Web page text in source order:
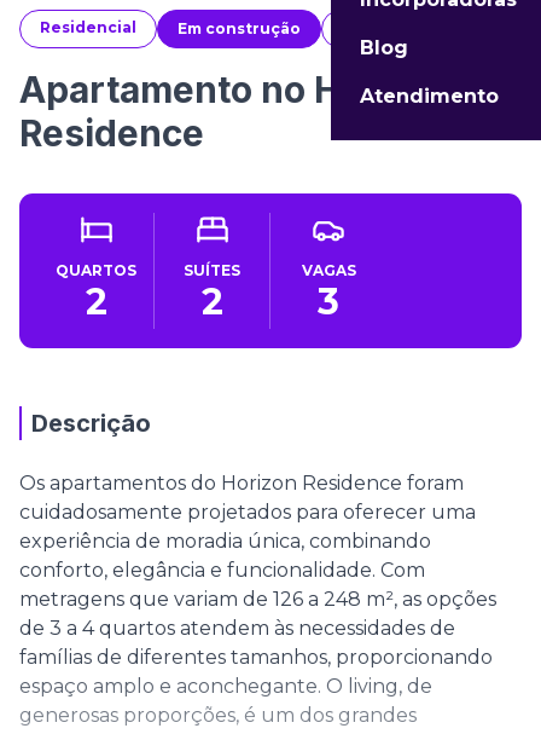
Blog
Atendimento
Residencial Em construção
Apartamento no Horizon
Residence
QUARTOS
2
SUÍTES
2
VAGAS
3
Descrição
Os apartamentos do Horizon Residence foram
cuidadosamente projetados para oferecer uma
experiência de moradia única, combinando
conforto, elegância e funcionalidade. Com
metragens que variam de 126 a 248 m², as opções
de 3 a 4 quartos atendem às necessidades de
famílias de diferentes tamanhos, proporcionando
espaço amplo e aconchegante. O living, de
generosas proporções, é um dos grandes